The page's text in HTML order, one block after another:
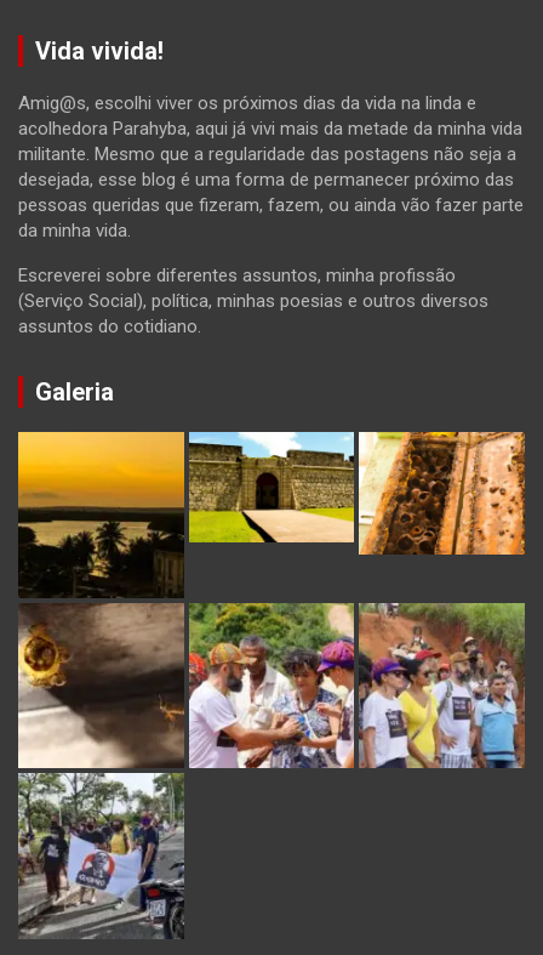
Vida vivida!
Amig@s, escolhi viver os próximos dias da vida na linda e
acolhedora Parahyba, aqui já vivi mais da metade da minha vida
militante. Mesmo que a regularidade das postagens não seja a
desejada, esse blog é uma forma de permanecer próximo das
pessoas queridas que fizeram, fazem, ou ainda vão fazer parte
da minha vida.
Escreverei sobre diferentes assuntos, minha profissão
(Serviço Social), política, minhas poesias e outros diversos
assuntos do cotidiano.
Galeria